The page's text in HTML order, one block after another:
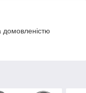
домовленістю